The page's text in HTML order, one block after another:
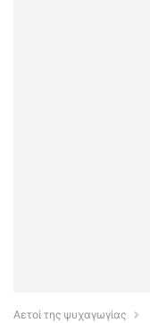
Αετοί της ψυχαγωγίας